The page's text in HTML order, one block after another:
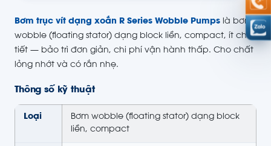
Bơm trục vít dạng xoắn R Series Wobble Pumps là bơm
wobble (floating stator) dạng block liền, compact, ít chi
tiết — bảo trì đơn giản, chi phí vận hành thấp. Cho chất
lỏng nhớt và có rắn nhẹ.
Thông số kỹ thuật
Loại
Bơm wobble (floating stator) dạng block
liền, compact